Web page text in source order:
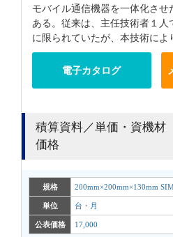
モバイル通信機器を一体化さ
ある。従来は、主任技術者１人
に限られていたが、本技術によ
電子カタログ
積算資料／単価・資機材
価格
規格 200mm×200mm×130mm
単位 台・月
公表価格 17,000